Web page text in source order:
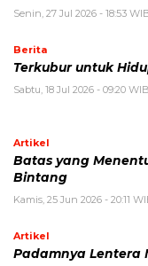
Senin, 27 Jul 2026 - 18:53
Berita
Terkubur untuk
Sabtu, 18 Jul 2026 - 09:20 WIB
Artikel
Batas yang
Bintang
Kamis, 25 Jun 2026 - 20:11
Artikel
Padamnya Lentera